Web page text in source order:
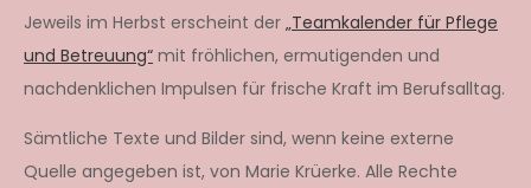
Jeweils im Herbst erscheint der „Teamkalender für Pflege
und Betreuung“ mit fröhlichen, ermutigenden und
nachdenklichen Impulsen für frische Kraft im Berufsalltag.
Sämtliche Texte und Bilder sind, wenn keine externe
Quelle angegeben ist, von Marie Krüerke. Alle Rechte